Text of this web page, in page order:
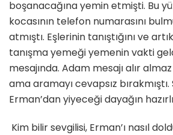
boşanacağına yemin etmişti. Bu
kocasının telefon numarasını
atmıştı. Eşlerinin tanıştığını ve
tanışma yemeği yemenin vakti
mesajında. Adam mesajı alır
ama aramayı cevapsız
Erman’dan yiyeceği dayağın
Kim bilir sevgilisi, Erman’ı nasıl